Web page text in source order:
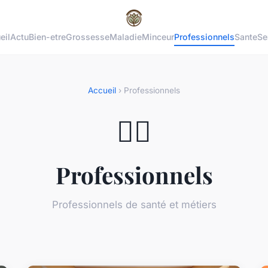
ActuBien-etreGrossesseMaladieMinceurProfessionnelsSante
Accueil › Professionnels
👨‍⚕️
Professionnels
Professionnels de santé et métiers